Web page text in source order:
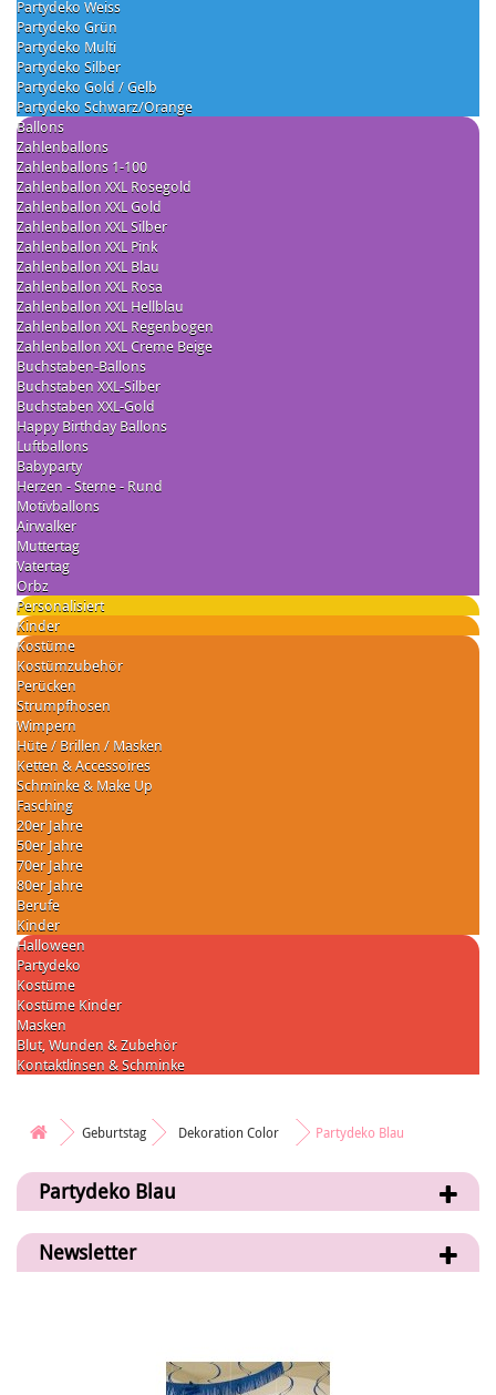
Partydeko Weiss
Partydeko Grün
Partydeko Multi
Partydeko Silber
Partydeko Gold / Gelb
Partydeko Schwarz/Orange
Ballons
Zahlenballons
Zahlenballons 1-100
Zahlenballon XXL Rosegold
Zahlenballon XXL Gold
Zahlenballon XXL Silber
Zahlenballon XXL Pink
Zahlenballon XXL Blau
Zahlenballon XXL Rosa
Zahlenballon XXL Hellblau
Zahlenballon XXL Regenbogen
Zahlenballon XXL Creme Beige
Buchstaben-Ballons
Buchstaben XXL-Silber
Buchstaben XXL-Gold
Happy Birthday Ballons
Luftballons
Babyparty
Herzen - Sterne - Rund
Motivballons
Airwalker
Muttertag
Vatertag
Orbz
Personalisiert
Kinder
Kostüme
Kostümzubehör
Perücken
Strumpfhosen
Wimpern
Hüte / Brillen / Masken
Ketten & Accessoires
Schminke & Make Up
Fasching
20er Jahre
50er Jahre
70er Jahre
80er Jahre
Berufe
Kinder
Halloween
Partydeko
Kostüme
Kostüme Kinder
Masken
Blut, Wunden & Zubehör
Kontaktlinsen & Schminke
Geburtstag Dekoration Color Partydeko Blau
Partydeko Blau
Newsletter